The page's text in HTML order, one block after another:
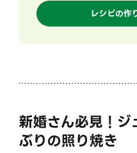
レシピの作
新婚さん必見！ジ
ぶりの照り焼き